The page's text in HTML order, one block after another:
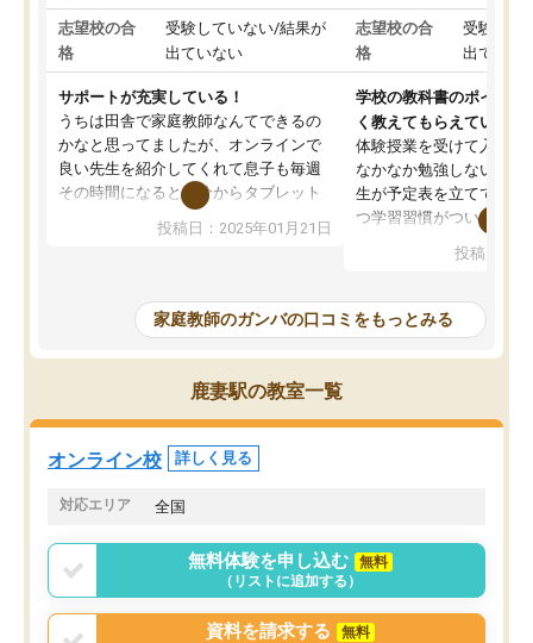
志望校の合
格
受験していない/結果が
出ていない
サポートが充実している！
うちは田舎で家庭教師なんてできるの
かなと思ってましたが、オンラインで
良い先生を紹介してくれて息子も毎週
その時間になると自分からタブレット
を開いてzoomを繋げるようになりまし
た！5科目なんでもOKなのもとても気
めて1年ほどだった今では平均点以上の
科目が増えてきました！あと1年受験ま
であるので無料の週末教室を使用しな
がら頑張って欲しいと思います！
投稿日：2025年01月21日
志望校の合
格
受験して
出ていな
学校の教科書のポイント
く教えてもらえている
体験授業を受けて入塾し
なかなか勉強しない息子
生が予定表を立ててくれ
つ学習習慣がついてきま
指導が無い日も予定表
問できるのでとても助か
投稿日：
家庭教師のガンバの口コミをもっとみる
鹿妻駅の教室一覧
オンライン校 詳しく見る
対応エリア 全国
無料体験を申し込む
無料
（リストに追加する）
資料を請求する
無料